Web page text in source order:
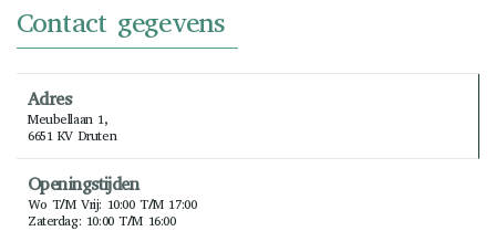
Contact gegevens
Adres
Meubellaan 1,
6651 KV Druten
Openingstijden
Wo T/m Vrij: 10:00 T/m 17:00
Zaterdag: 10:00 T/m 16:00